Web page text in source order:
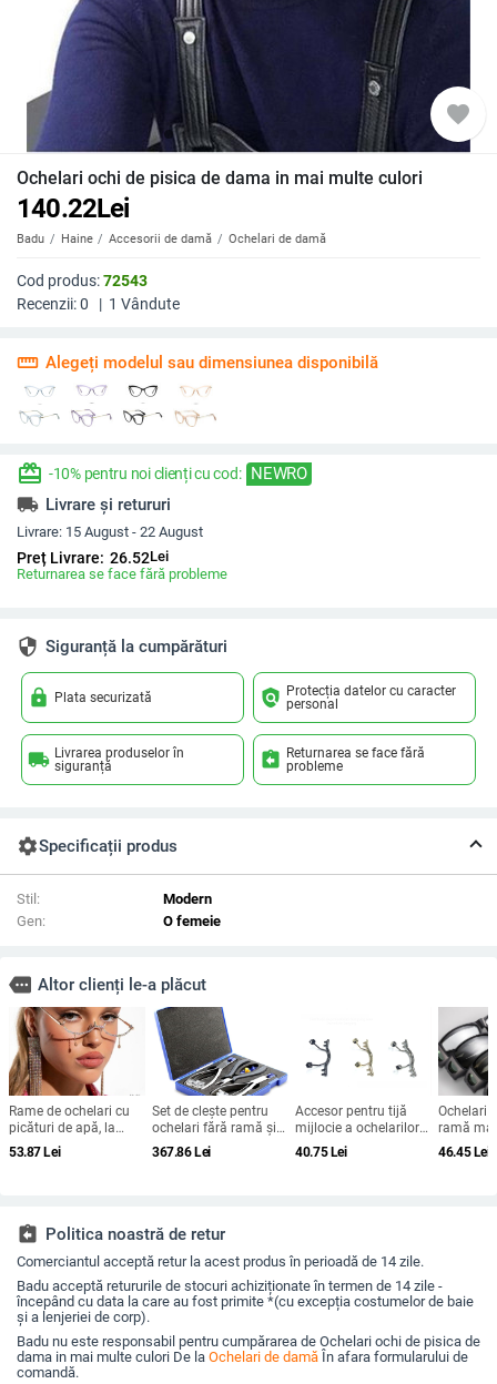
favorite
Ochelari ochi de pisica de dama in mai multe culori
140.22Lei
Badu Haine Accesorii de damă Ochelari de damă
Cod produs:72543
Recenzii:0 | 1 Vândute
straighten Alegeți modelul sau dimensiunea disponibilă
redeem -10% pentru noi clienți cu cod: NEWRO
local_shipping Livrare și retururi
Livrare: 15 August - 22 August
Preț Livrare: 26.52Lei
Returnarea se face fără probleme
security Siguranță la cumpărături
lock Plata securizată policy Protecția datelor cu caracter
personal
local_shipping Livrarea produselor în
siguranță
assignment_return Returnarea se face fără
probleme
settingsSpecificații produs
Stil:
Modern
Gen:
O femeie
more Altor clienți le-a plăcut
Rame de ochelari cu
picături de apă, la
modă, de vânzare cu
Amazon, fără lentile,
petrecere
53.87Lei
Set de clește pentru
ochelari fără ramă și
accesorii
367.86Lei
Accesor pentru tijă
mijlocie a ochelarilor
fără ramă - metal,
model dublu, suport
40.75Lei
Ochelari
ramă
model
46.45Lei
assignment_return Politica noastră de retur
Comerciantul acceptă retur la acest produs în perioadă de 14 zile.
Badu acceptă retururile de stocuri achiziționate în termen de 14 zile -
începând cu data la care au fost primite *(cu excepția costumelor de baie
și a lenjeriei de corp).
Badu nu este responsabil pentru cumpărarea de Ochelari ochi de pisica de
dama in mai multe culori De la Ochelari de damă În afara formularului de
comandă.